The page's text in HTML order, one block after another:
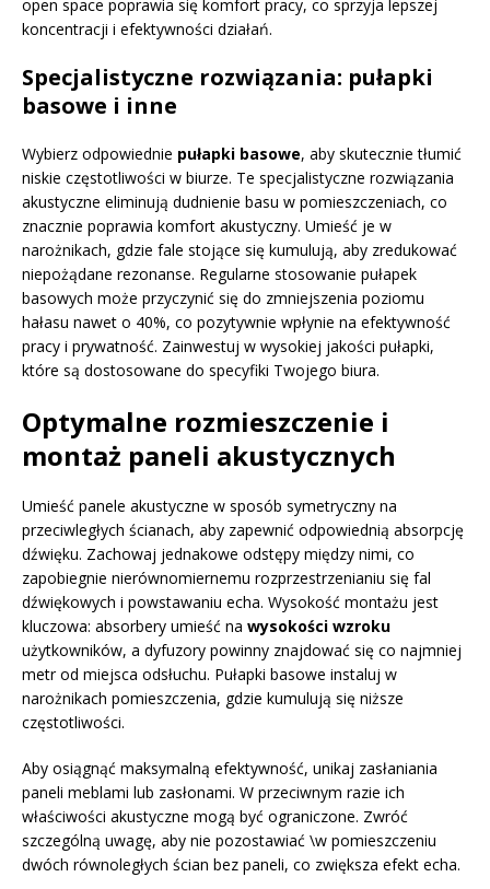
open space poprawia się komfort pracy, co sprzyja lepszej
koncentracji i efektywności działań.
Specjalistyczne rozwiązania: pułapki
basowe i inne
Wybierz odpowiednie pułapki basowe, aby skutecznie tłumić
niskie częstotliwości w biurze. Te specjalistyczne rozwiązania
akustyczne eliminują dudnienie basu w pomieszczeniach, co
znacznie poprawia komfort akustyczny. Umieść je w
narożnikach, gdzie fale stojące się kumulują, aby zredukować
niepożądane rezonanse. Regularne stosowanie pułapek
basowych może przyczynić się do zmniejszenia poziomu
hałasu nawet o 40%, co pozytywnie wpłynie na efektywność
pracy i prywatność. Zainwestuj w wysokiej jakości pułapki,
które są dostosowane do specyfiki Twojego biura.
Optymalne rozmieszczenie i
montaż paneli akustycznych
Umieść panele akustyczne w sposób symetryczny na
przeciwległych ścianach, aby zapewnić odpowiednią absorpcję
dźwięku. Zachowaj jednakowe odstępy między nimi, co
zapobiegnie nierównomiernemu rozprzestrzenianiu się fal
dźwiękowych i powstawaniu echa. Wysokość montażu jest
kluczowa: absorbery umieść na wysokości wzroku
użytkowników, a dyfuzory powinny znajdować się co najmniej
metr od miejsca odsłuchu. Pułapki basowe instaluj w
narożnikach pomieszczenia, gdzie kumulują się niższe
częstotliwości.
Aby osiągnąć maksymalną efektywność, unikaj zasłaniania
paneli meblami lub zasłonami. W przeciwnym razie ich
właściwości akustyczne mogą być ograniczone. Zwróć
szczególną uwagę, aby nie pozostawiać \w pomieszczeniu
dwóch równoległych ścian bez paneli, co zwiększa efekt echa.